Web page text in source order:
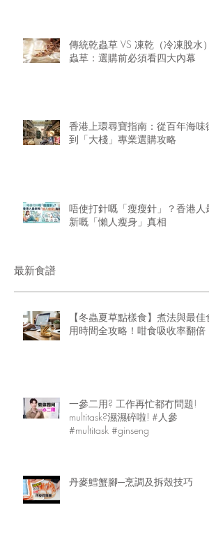
傳統乾蟲草 VS 凍乾（冷凍脫水）
蟲草：選購前必須看四大內幕
香港上環尋寶指南：從百年海味街
到「大棧」專業選購攻略
唔使打針嘅「瘦瘦針」？香港人最
新嘅「懶人瘦身」真相
最新食譜
【冬蟲夏草點樣食】煮法與最佳食
用時間全攻略！咁食吸收率翻倍
一參二用? 工作再忙都冇問題!
multitask?濕濕碎啦! #人參
#multitask #ginseng
丹麥鱈蟹腳─烹調及拆殼技巧